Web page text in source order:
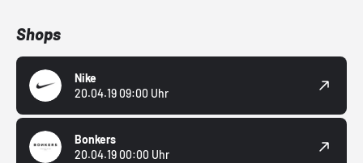
Shops
Nike
20.04.19 09:00 Uhr
Bonkers
20.04.19 00:00 Uhr